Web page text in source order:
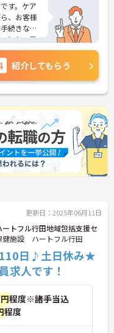
す。ケア
、お客様
続きなど
とも。業
困った」
おです。
んなが待
すが希望
いのが嬉
取得でき
いう時に
自分らし
テムを導
なり、
紹介してもらう
更新日：2025年06月11日
トフル行田地域包括支援セ
施設 ハートフル行田
110日♪土日休み★
求人です！
程度※諸手当込
程度